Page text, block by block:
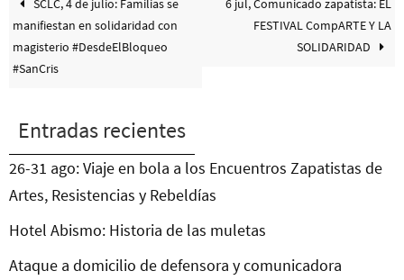
SCLC, 4 de julio: Familias se
manifiestan en solidaridad con
magisterio #DesdeElBloqueo
#SanCris
6 jul, Comunicado zapatista: EL
FESTIVAL CompARTE Y LA
SOLIDARIDAD
Entradas recientes
26-31 ago: Viaje en bola a los Encuentros Zapatistas de
Artes, Resistencias y Rebeldías
Hotel Abismo: Historia de las muletas
Ataque a domicilio de defensora y comunicadora